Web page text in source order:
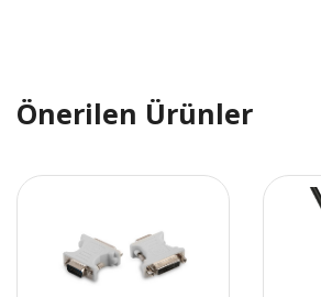
Önerilen Ürünler